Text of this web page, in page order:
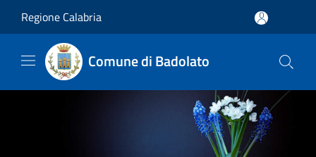
Regione Calabria
Comune di Badolato